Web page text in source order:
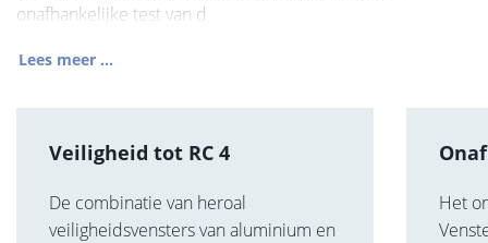
onafhankelijke test van d
Lees meer ...
Veiligheid tot RC 4
De combinatie van heroal
veiligheidsvensters van aluminium en
Het